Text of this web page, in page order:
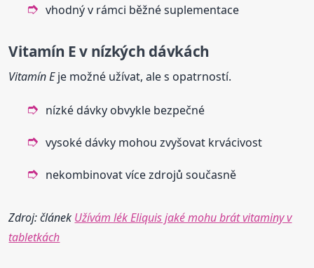
vhodný v rámci běžné suplementace
Vitamín E v nízkých dávkách
Vitamín Eje možné užívat, ale s opatrností.
nízké dávky obvykle bezpečné
vysoké dávky mohou zvyšovat krvácivost
nekombinovat více zdrojů současně
Zdroj: článek Užívám lék Eliquis jaké mohu brát vitaminy v
tabletkách